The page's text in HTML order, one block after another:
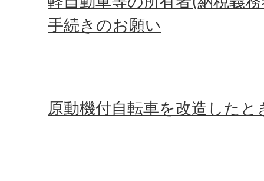
手続きのお願い
原動機付自転車を改造したと